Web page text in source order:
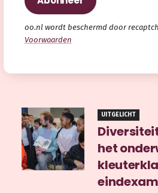
oo.nl wordt beschermd door
Voorwaarden
UITGELICHT
het